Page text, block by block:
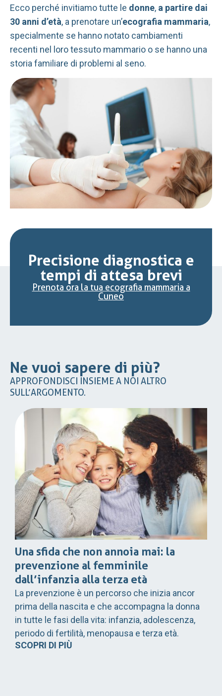
Ecco perché invitiamo tutte le donne, a partire dai
30 anni d’età, a prenotare un’ecografia mammaria,
specialmente se hanno notato cambiamenti
recenti nel loro tessuto mammario o se hanno una
storia familiare di problemi al seno.
Precisione diagnostica e
tempi di attesa brevi
Prenota ora la tua ecografia mammaria a
Cuneo
Ne vuoi sapere di più?
APPROFONDISCI INSIEME A NOI ALTRO
SULL’ARGOMENTO.
Una sfida che non annoia mai: la
prevenzione al femminile
dall’infanzia alla terza età
La prevenzione è un percorso che inizia ancor
prima della nascita e che accompagna la donna
in tutte le fasi della vita: infanzia, adolescenza,
periodo di fertilità, menopausa e terza età.
SCOPRI DI PIÙ